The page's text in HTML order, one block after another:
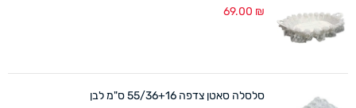
69.00 ₪
סלסלה סאטן צדפה 55/36+16 ס"מ לבן